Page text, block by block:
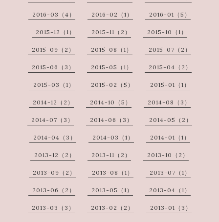
2016-03（4） 2016-02（1） 2016-01（5）
2015-12（1） 2015-11（2） 2015-10（1）
2015-09（2） 2015-08（1） 2015-07（2）
2015-06（3） 2015-05（1） 2015-04（2）
2015-03（1） 2015-02（5） 2015-01（1）
2014-12（2） 2014-10（5） 2014-08（3）
2014-07（3） 2014-06（3） 2014-05（2）
2014-04（3） 2014-03（1） 2014-01（1）
2013-12（2） 2013-11（2） 2013-10（2）
2013-09（2） 2013-08（1） 2013-07（1）
2013-06（2） 2013-05（1） 2013-04（1）
2013-03（3） 2013-02（2） 2013-01（3）